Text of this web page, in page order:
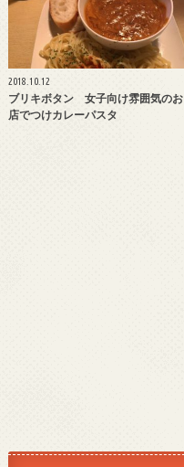
2018.10.12
ブリキボタン 女子向け雰囲気のお
店でつけカレーパスタ